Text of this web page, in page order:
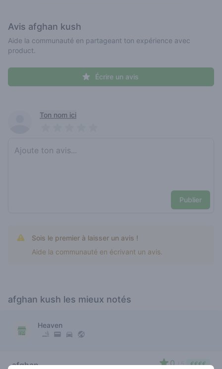
Avis afghan kush
Aide la communauté en partageant ton expérience avec
product.
Écrire un avis
Recent reviews
Ton nom ici
Publier
Sois le premier à laisser un avis !
Aide la communauté en écrivant un avis.
afghan kush les mieux notés
Heaven
afghan 0/ 5 €€€€